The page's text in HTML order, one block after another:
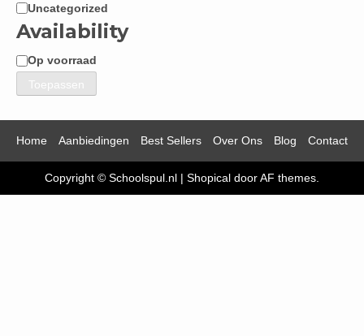
Categorie
Uncategorized
Availability
Beschikbaarheid
Op voorraad
Toepassen
Home Aanbiedingen Best Sellers Over Ons Blog Contact
Copyright © Schoolspul.nl | Shopical door AF themes.